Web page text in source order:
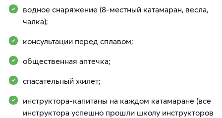
водное снаряжение (8-местный катамаран, весла,
чалка);
консультации перед сплавом;
общественная аптечка;
спасательный жилет;
инструктора-капитаны на каждом катамаране (все
инструктора успешно прошли школу инструкторов